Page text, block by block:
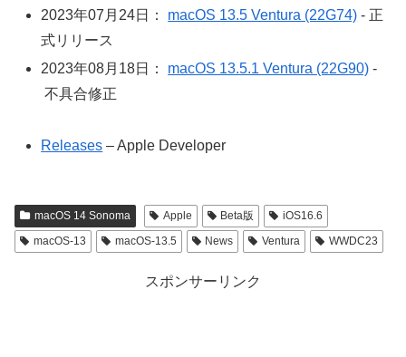
2023年07月24日： macOS 13.5 Ventura (22G74) - 正
式リリース
2023年08月18日： macOS 13.5.1 Ventura (22G90) -
不具合修正
Releases – Apple Developer
macOS 14 Sonoma Apple Beta版
iOS16.6
macOS-13
macOS-13.5 News Ventura WWDC23
スポンサーリンク